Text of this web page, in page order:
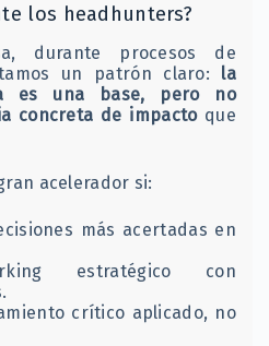
los headhunters?
durante procesos de
un patrón claro: la
es una base, pero no
concreta de impactoque
acelerador si:
más acertadas en
estratégico con
crítico aplicado, no